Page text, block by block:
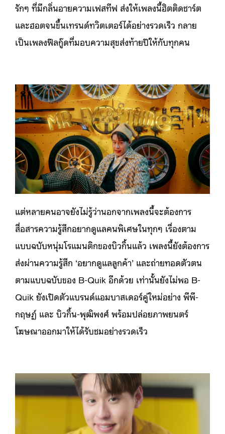
รักๆ ที่มีกลิ่นอายความเฟสทีฟ ส่งให้เพลงนี้ฮิตติดชาร์ต
และฮอตจนขึ้นเทรนด์ทวิตเตอร์ได้อย่างรวดเร็ว กลาย
เป็นเพลงฟีลกู๊ดที่มอบความสุขส่งท้ายปีให้กับทุกคน
แต่หลายคนอาจยังไม่รู้ว่านอกจากเพลงนี้จะต้องการ
สื่อสารความรู้สึกอยากดูแลคนพิเศษในทุกๆ เรื่องตาม
แบบฉบับหนุ่มโรแมนติกของบิวกิ้นแล้ว เพลงนี้ยังต้องการ
ส่งผ่านความรู้สึก ‘อยากดูแลลูกค้า’ และถ่ายทอดตัวตน
ตามแบบฉบับของ B-Quik อีกด้วย เท่านั้นยังไม่พอ B-
Quik ยังเปิดตัวแบรนด์แอมบาสเดอร์คู่ใหม่อย่าง พีพี-
กฤษฏ์ และ บิวกิ้น-พุฒิพงศ์ พร้อมปล่อยภาพยนตร์
โฆษณาออกมาให้ได้รับชมอย่างรวดเร็ว